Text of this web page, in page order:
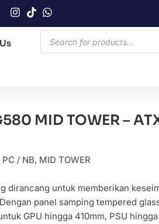
MID TOWER –
PC / NB, MID TOWER
dirancang untuk memberikan
panel samping tempered
GPU hingga 410mm, PSU